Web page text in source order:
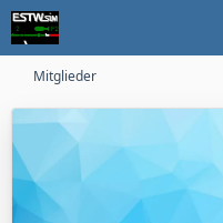
Mitglieder